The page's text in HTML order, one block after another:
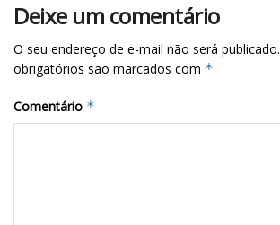
Deixe um comentário
O seu endereço de e-mail não será publicado.
obrigatórios são marcados com *
Comentário *